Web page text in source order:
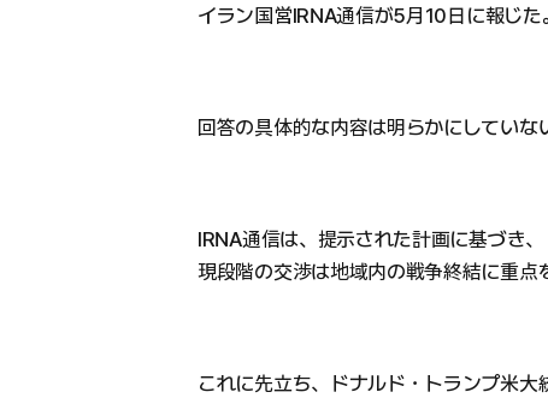
イラン国営IRNA通信が5月10日に報じた
回答の具体的な内容は明らかにしていな
IRNA通信は、提示された計画に基づき、
現段階の交渉は地域内の戦争終結に重点
これに先立ち、ドナルド・トランプ米大